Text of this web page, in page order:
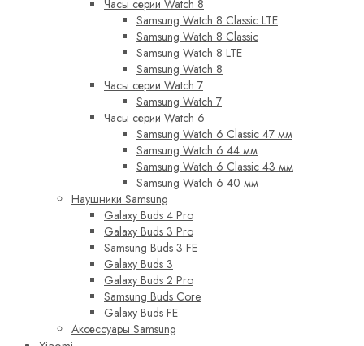
Часы серии Watch 8
Samsung Watch 8 Classic LTE
Samsung Watch 8 Classic
Samsung Watch 8 LTE
Samsung Watch 8
Часы серии Watch 7
Samsung Watch 7
Часы серии Watch 6
Samsung Watch 6 Classic 47 мм
Samsung Watch 6 44 мм
Samsung Watch 6 Classic 43 мм
Samsung Watch 6 40 мм
Наушники Samsung
Galaxy Buds 4 Pro
Galaxy Buds 3 Pro
Samsung Buds 3 FE
Galaxy Buds 3
Galaxy Buds 2 Pro
Samsung Buds Core
Galaxy Buds FE
Аксессуары Samsung